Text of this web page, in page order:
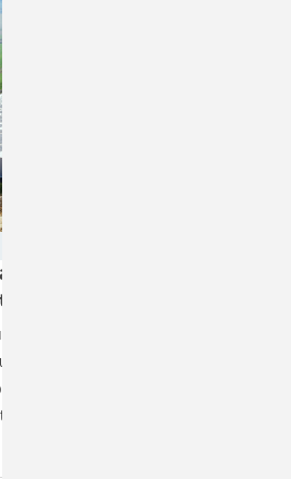
„Wir haben den
im
die verpflichtende Zertifizierung von
500 Kilowatt steigen. Damit soll mehr
kommen. Dass das nach hinten
Ibsch, Geschäftsführer von